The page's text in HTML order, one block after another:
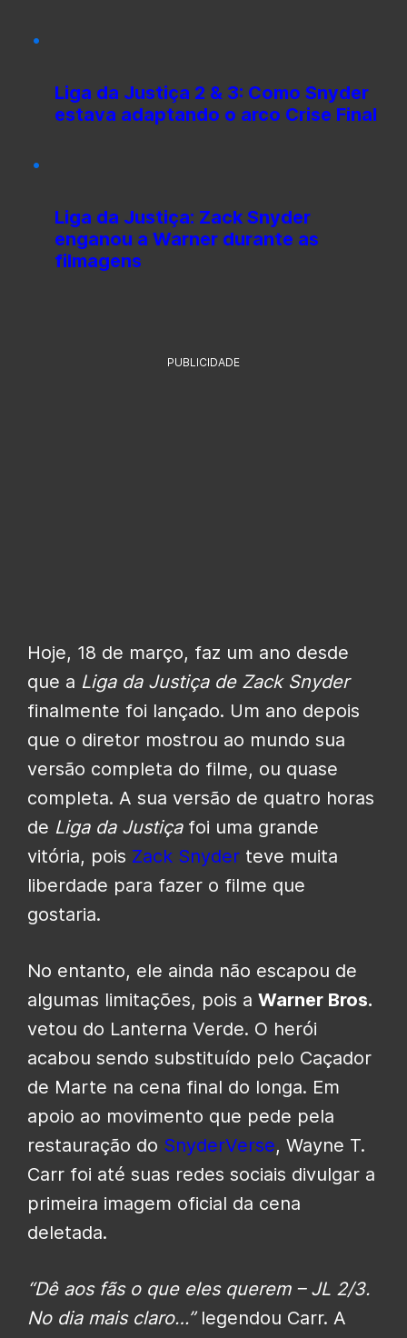
Liga da Justiça 2 & 3: Como Snyder
estava adaptando o arco Crise Final
Liga da Justiça: Zack Snyder
enganou a Warner durante as
filmagens
PUBLICIDADE
Hoje, 18 de março, faz um ano desde
que a Liga da Justiçade Zack Snyder
finalmente foi lançado. Um ano depois
que o diretor mostrou ao mundo sua
versão completa do filme, ou quase
completa. A sua versão de quatro horas
de Liga da Justiçafoi uma grande
vitória, pois Zack Snyder teve muita
liberdade para fazer o filme que
gostaria.
No entanto, ele ainda não escapou de
algumas limitações, pois a Warner Bros.
vetou do Lanterna Verde. O herói
acabou sendo substituído pelo Caçador
de Marte na cena final do longa. Em
apoio ao movimento que pede pela
restauração do SnyderVerse, Wayne T.
Carr foi até suas redes sociais divulgar a
primeira imagem oficial da cena
deletada.
“Dê aos fãs o que eles querem – JL 2/3.
No dia mais claro…”legendou Carr. A